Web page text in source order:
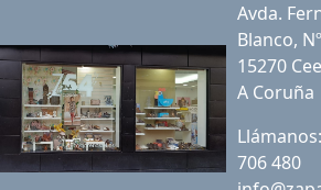
Avda.
Blanco,
15270 Cee
A Coruña
706 480